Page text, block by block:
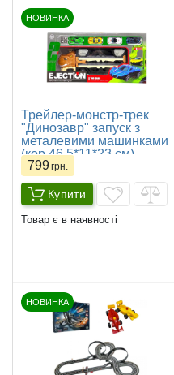
НОВИНКА
Трейлер-монстр-трек
"Динозавр" запуск з
металевими машинками
(кор.46,5*11*23 см)
799грн.
Купити
Товар є в наявності
НОВИНКА